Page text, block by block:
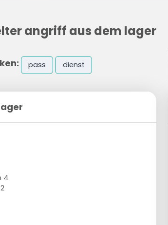
angriff aus dem lager
pass dienst
4